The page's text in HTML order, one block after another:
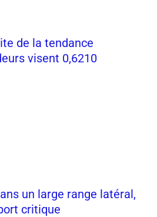
de la tendance
visent 0,6210
un large range latéral,
critique